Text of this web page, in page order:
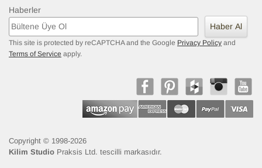
Haberler
Haber Al
This site is protected by reCAPTCHA and the Google Privacy Policy and
Terms of Service apply.
Copyright © 1998-2026
Kilim Studio Praksis Ltd. tescilli markasıdır.